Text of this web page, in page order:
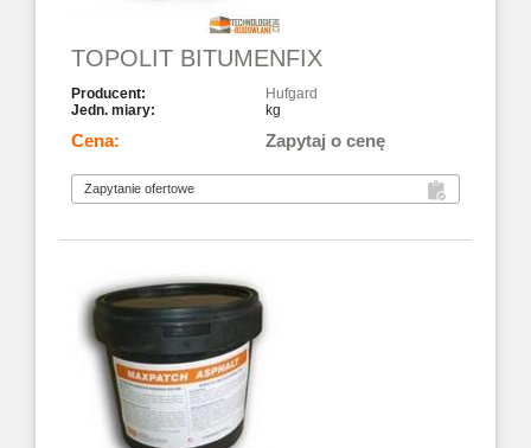
TOPOLIT BITUMENFIX
Hufgard
kg
Zapytaj o cenę